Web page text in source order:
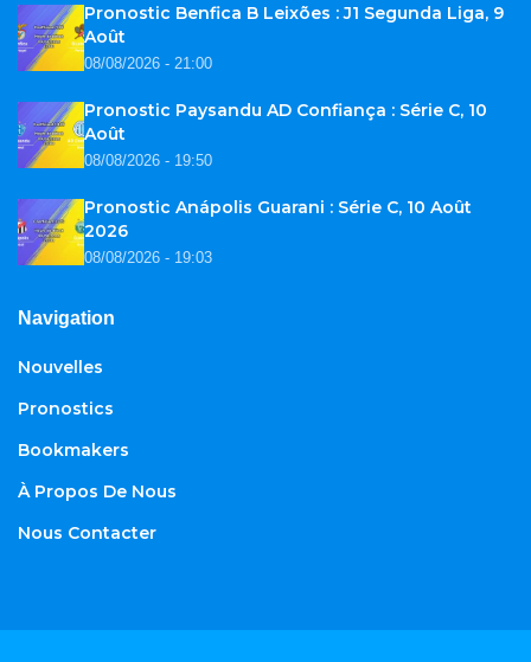
Pronostic Benfica B Leixões : J1 Segunda Liga, 9
Août
08/08/2026 - 21:00
Pronostic Paysandu AD Confiança : Série C, 10
Août
08/08/2026 - 19:50
Pronostic Anápolis Guarani : Série C, 10 Août
2026
08/08/2026 - 19:03
Navigation
Nouvelles
Pronostics
Bookmakers
À Propos De Nous
Nous Contacter